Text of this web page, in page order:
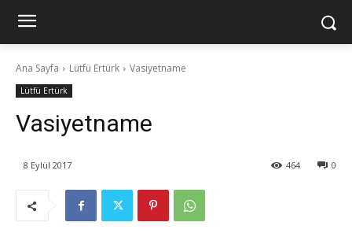
Ana Sayfa Lütfü Ertürk Vasiyetname
Lütfü Ertürk
Vasiyetname
8 Eylül 2017 0
464